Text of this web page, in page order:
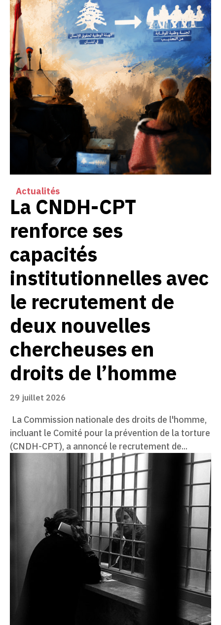
Actualités
La CNDH-CPT
renforce ses
capacités
institutionnelles avec
le recrutement de
deux nouvelles
chercheuses en
droits de l’homme
29 juillet 2026
La Commission nationale des droits de l'homme,
incluant le Comité pour la prévention de la torture
(CNDH-CPT), a annoncé le recrutement de...